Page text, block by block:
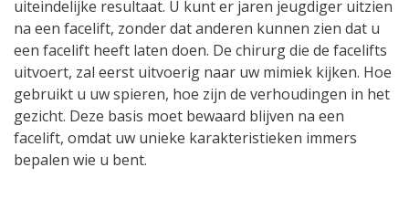
uiteindelijke resultaat. U kunt er jaren jeugdiger uitzien
na een facelift, zonder dat anderen kunnen zien dat u
een facelift heeft laten doen. De chirurg die de facelifts
uitvoert, zal eerst uitvoerig naar uw mimiek kijken. Hoe
gebruikt u uw spieren, hoe zijn de verhoudingen in het
gezicht. Deze basis moet bewaard blijven na een
facelift, omdat uw unieke karakteristieken immers
bepalen wie u bent.